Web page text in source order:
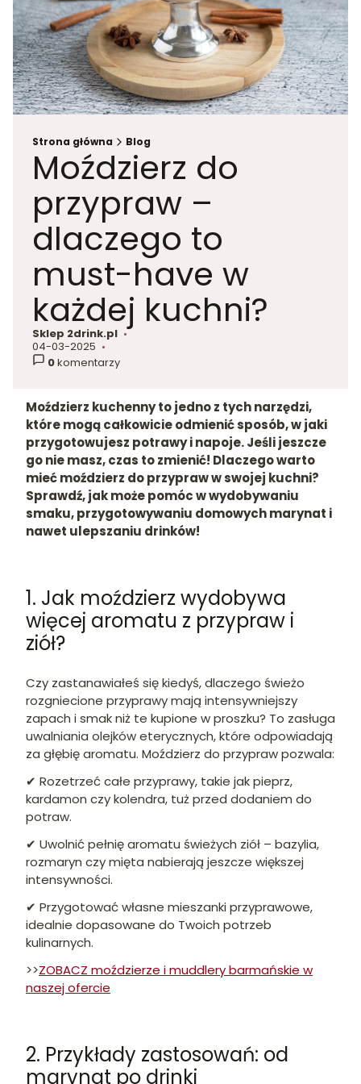
Strona główna Blog
Moździerz do
przypraw –
dlaczego to
must-have w
każdej kuchni?
autor:
Sklep 2drink.pl
dodano:
04-03-2025
0komentarzy
Moździerz kuchenny to jedno z tych narzędzi,
które mogą całkowicie odmienić sposób, w jaki
przygotowujesz potrawy i napoje. Jeśli jeszcze
go nie masz, czas to zmienić! Dlaczego warto
mieć moździerz do przypraw w swojej kuchni?
Sprawdź, jak może pomóc w wydobywaniu
smaku, przygotowywaniu domowych marynat i
nawet ulepszaniu drinków!
1. Jak moździerz wydobywa
więcej aromatu z przypraw i
ziół?
Czy zastanawiałeś się kiedyś, dlaczego świeżo
rozgniecione przyprawy mają intensywniejszy
zapach i smak niż te kupione w proszku? To zasługa
uwalniania olejków eterycznych, które odpowiadają
za głębię aromatu. Moździerz do przypraw pozwala:
✔ Rozetrzeć całe przyprawy, takie jak pieprz,
kardamon czy kolendra, tuż przed dodaniem do
potraw.
✔ Uwolnić pełnię aromatu świeżych ziół – bazylia,
rozmaryn czy mięta nabierają jeszcze większej
intensywności.
✔ Przygotować własne mieszanki przyprawowe,
idealnie dopasowane do Twoich potrzeb
kulinarnych.
>>ZOBACZ moździerze i muddlery barmańskie w
naszej ofercie
2. Przykłady zastosowań: od
marynat po drinki